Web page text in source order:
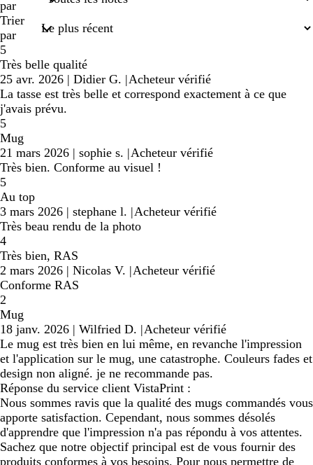
saisies
par
Trier
par
5
Très belle qualité
25 avr. 2026 | Didier G. |Acheteur vérifié
La tasse est très belle et correspond exactement à ce que
j'avais prévu.
5
Mug
21 mars 2026 | sophie s. |Acheteur vérifié
Très bien. Conforme au visuel !
5
Au top
3 mars 2026 | stephane l. |Acheteur vérifié
Très beau rendu de la photo
4
Très bien, RAS
2 mars 2026 | Nicolas V. |Acheteur vérifié
Conforme RAS
2
Mug
18 janv. 2026 | Wilfried D. |Acheteur vérifié
Le mug est très bien en lui même, en revanche l'impression
et l'application sur le mug, une catastrophe. Couleurs fades et
design non aligné. je ne recommande pas.
Réponse du service client VistaPrint :
Nous sommes ravis que la qualité des mugs commandés vous
apporte satisfaction. Cependant, nous sommes désolés
d'apprendre que l'impression n'a pas répondu à vos attentes.
Sachez que notre objectif principal est de vous fournir des
produits conformes à vos besoins. Pour nous permettre de